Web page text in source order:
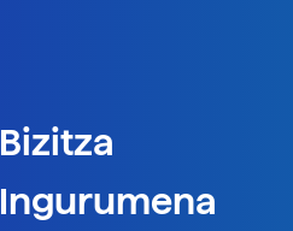
Bizitza
Ingurumena